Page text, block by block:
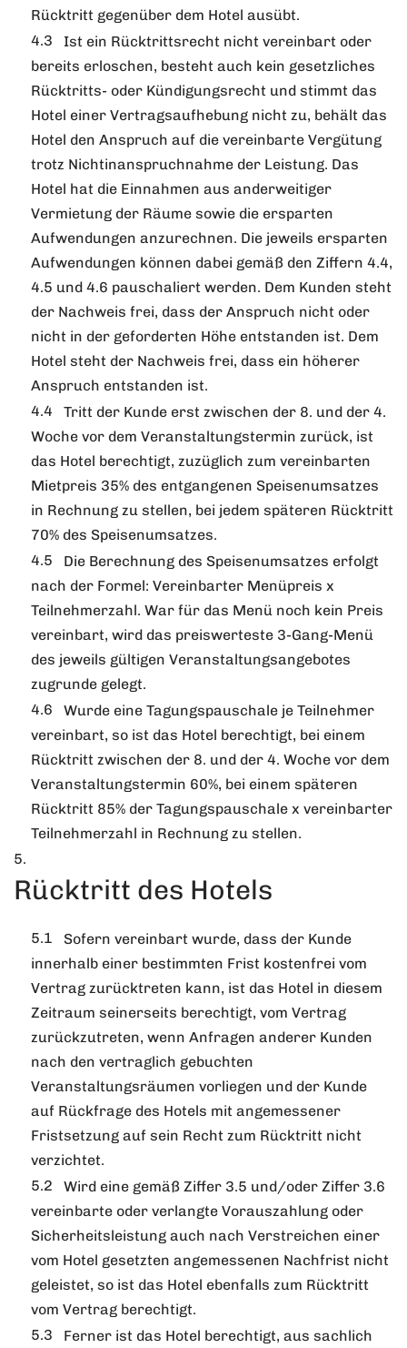
Rücktritt gegenüber dem Hotel ausübt.
Ist ein Rücktrittsrecht nicht vereinbart oder
bereits erloschen, besteht auch kein gesetzliches
Rücktritts- oder Kündigungsrecht und stimmt das
Hotel einer Vertragsaufhebung nicht zu, behält das
Hotel den Anspruch auf die vereinbarte Vergütung
trotz Nichtinanspruchnahme der Leistung. Das
Hotel hat die Einnahmen aus anderweitiger
Vermietung der Räume sowie die ersparten
Aufwendungen anzurechnen. Die jeweils ersparten
Aufwendungen können dabei gemäß den Ziffern 4.4,
4.5 und 4.6 pauschaliert werden. Dem Kunden steht
der Nachweis frei, dass der Anspruch nicht oder
nicht in der geforderten Höhe entstanden ist. Dem
Hotel steht der Nachweis frei, dass ein höherer
Anspruch entstanden ist.
Tritt der Kunde erst zwischen der 8. und der 4.
Woche vor dem Veranstaltungstermin zurück, ist
das Hotel berechtigt, zuzüglich zum vereinbarten
Mietpreis 35% des entgangenen Speisenumsatzes
in Rechnung zu stellen, bei jedem späteren Rücktritt
70% des Speisenumsatzes.
Die Berechnung des Speisenumsatzes erfolgt
nach der Formel: Vereinbarter Menüpreis x
Teilnehmerzahl. War für das Menü noch kein Preis
vereinbart, wird das preiswerteste 3-Gang-Menü
des jeweils gültigen Veranstaltungsangebotes
zugrunde gelegt.
Wurde eine Tagungspauschale je Teilnehmer
vereinbart, so ist das Hotel berechtigt, bei einem
Rücktritt zwischen der 8. und der 4. Woche vor dem
Veranstaltungstermin 60%, bei einem späteren
Rücktritt 85% der Tagungspauschale x vereinbarter
Teilnehmerzahl in Rechnung zu stellen.
Rücktritt des Hotels
Sofern vereinbart wurde, dass der Kunde
innerhalb einer bestimmten Frist kostenfrei vom
Vertrag zurücktreten kann, ist das Hotel in diesem
Zeitraum seinerseits berechtigt, vom Vertrag
zurückzutreten, wenn Anfragen anderer Kunden
nach den vertraglich gebuchten
Veranstaltungsräumen vorliegen und der Kunde
auf Rückfrage des Hotels mit angemessener
Fristsetzung auf sein Recht zum Rücktritt nicht
verzichtet.
Wird eine gemäß Ziffer 3.5 und/oder Ziffer 3.6
vereinbarte oder verlangte Vorauszahlung oder
Sicherheitsleistung auch nach Verstreichen einer
vom Hotel gesetzten angemessenen Nachfrist nicht
geleistet, so ist das Hotel ebenfalls zum Rücktritt
vom Vertrag berechtigt.
Ferner ist das Hotel berechtigt, aus sachlich